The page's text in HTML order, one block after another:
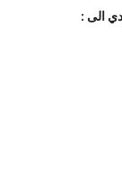
الى :